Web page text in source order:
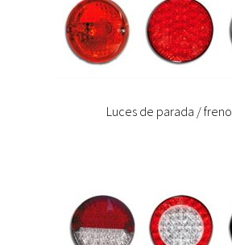
Luces de parada / freno